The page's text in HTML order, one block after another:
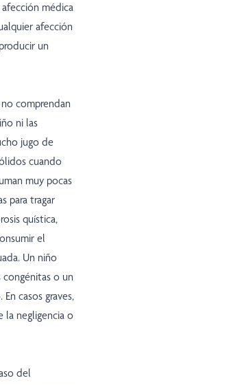
médica
afección
un
comprendan
ni las
jugo de
cuando
muy pocas
para tragar
quística,
el
Un niño
o un
casos graves,
la negligencia o
del